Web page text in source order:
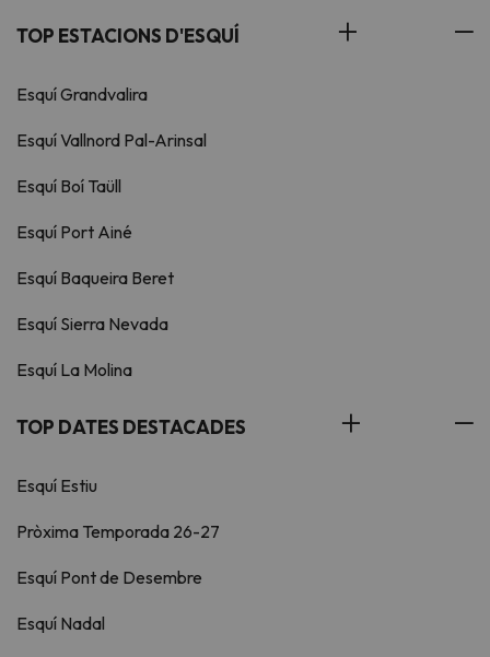
TOP ESTACIONS D'ESQUÍ
Esquí Grandvalira
Esquí Vallnord Pal-Arinsal
Esquí Boí Taüll
Esquí Port Ainé
Esquí Baqueira Beret
Esquí Sierra Nevada
Esquí La Molina
TOP DATES DESTACADES
Esquí Estiu
Pròxima Temporada 26-27
Esquí Pont de Desembre
Esquí Nadal